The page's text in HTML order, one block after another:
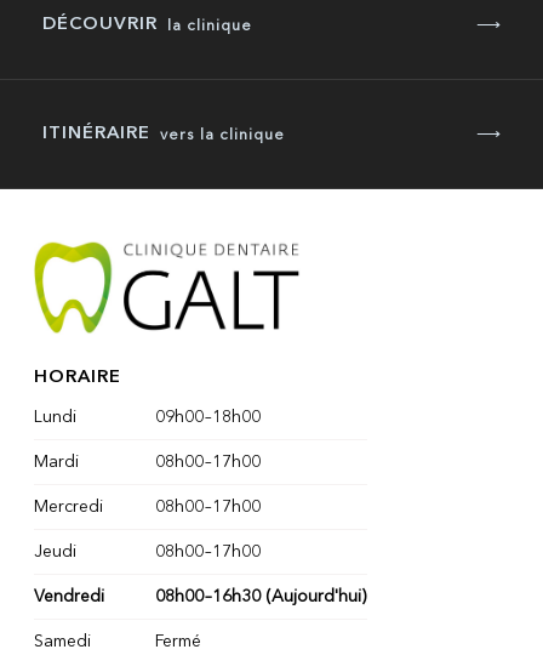
DÉCOUVRIR la clinique ⟶
ITINÉRAIRE vers la clinique ⟶
HORAIRE
Lundi 09h00–18h00
Mardi 08h00–17h00
Mercredi 08h00–17h00
Jeudi 08h00–17h00
Vendredi 08h00–16h30(Aujourd'hui)
Samedi Fermé